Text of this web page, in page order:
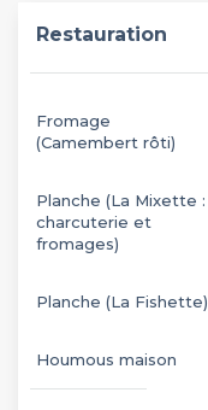
Restauration
Fromage
(Camembert rôti)
Planche (La Mixette :
charcuterie et
fromages)
Planche (La Fishette)
Houmous maison